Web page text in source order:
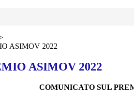
ASIMOV 2022
ASIMOV 2022
COMUNICATO SUL